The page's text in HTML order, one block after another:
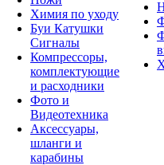
Химия по уходу
Буи Катушки
Сигналы
Компрессоры,
комплектующие
и расходники
Фото и
Видеотехника
Аксессуары,
шланги и
карабины